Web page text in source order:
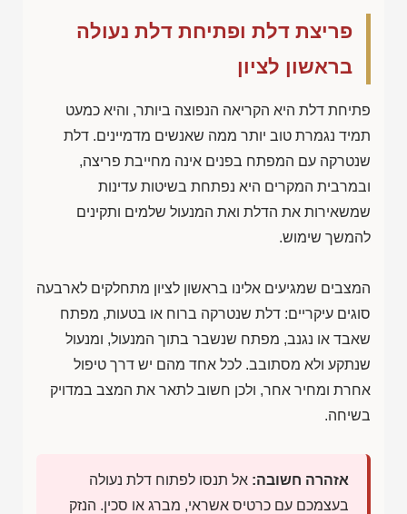
פריצת דלת ופתיחת דלת נעולה
בראשון לציון
פתיחת דלת היא הקריאה הנפוצה ביותר, והיא כמעט
תמיד נגמרת טוב יותר ממה שאנשים מדמיינים. דלת
שנטרקה עם המפתח בפנים אינה מחייבת פריצה,
ובמרבית המקרים היא נפתחת בשיטות עדינות
שמשאירות את הדלת ואת המנעול שלמים ותקינים
להמשך שימוש.
המצבים שמגיעים אלינו בראשון לציון מתחלקים לארבעה
סוגים עיקריים: דלת שנטרקה ברוח או בטעות, מפתח
שאבד או נגנב, מפתח שנשבר בתוך המנעול, ומנעול
שנתקע ולא מסתובב. לכל אחד מהם יש דרך טיפול
אחרת ומחיר אחר, ולכן חשוב לתאר את המצב במדויק
בשיחה.
אזהרה חשובה: אל תנסו לפתוח דלת נעולה
בעצמכם עם כרטיס אשראי, מברג או סכין. הנזק